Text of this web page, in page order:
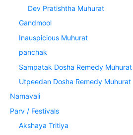
Dev Pratishtha Muhurat
Gandmool
Inauspicious Muhurat
panchak
Sampatak Dosha Remedy Muhurat
Utpeedan Dosha Remedy Muhurat
Namavali
Parv / Festivals
Akshaya Tritiya